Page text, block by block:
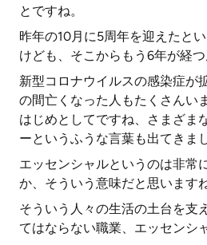
とですね。
昨年の10月に5周年を迎えたと
けども、そこからもう6年が経つ
新型コロナウイルスの感染症が
の間亡くなった人もたくさんい
はじめとしてですね、さまざま
ーというふうな言葉も出てきま
エッセンシャルというのは非常
か、そういう意味だと思います
そういう人々の生活の土台を支
てはならない職業、エッセンシ